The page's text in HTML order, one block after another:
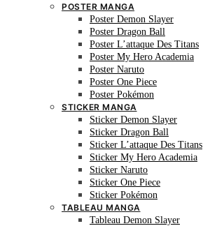
POSTER MANGA
Poster Demon Slayer
Poster Dragon Ball
Poster L’attaque Des Titans
Poster My Hero Academia
Poster Naruto
Poster One Piece
Poster Pokémon
STICKER MANGA
Sticker Demon Slayer
Sticker Dragon Ball
Sticker L’attaque Des Titans
Sticker My Hero Academia
Sticker Naruto
Sticker One Piece
Sticker Pokémon
TABLEAU MANGA
Tableau Demon Slayer